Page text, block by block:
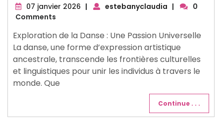
07 janvier 2026 07
| estebanyclaudia |
0
Comments
Exploration de la Danse : Une Passion Universelle
La danse, une forme d’expression artistique
ancestrale, transcende les frontières culturelles
et linguistiques pour unir les individus à travers le
monde. Que
Continue . . .